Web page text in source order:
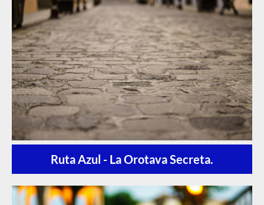
Ruta Azul - La Orotava Secreta.